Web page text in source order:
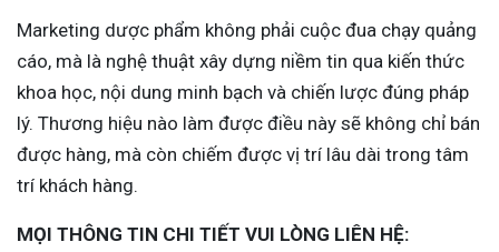
Marketing dược phẩm không phải cuộc đua chạy quảng
cáo, mà là nghệ thuật xây dựng niềm tin qua kiến thức
khoa học, nội dung minh bạch và chiến lược đúng pháp
lý. Thương hiệu nào làm được điều này sẽ không chỉ bán
được hàng, mà còn chiếm được vị trí lâu dài trong tâm
trí khách hàng.
MỌI THÔNG TIN CHI TIẾT VUI LÒNG LIÊN HỆ: